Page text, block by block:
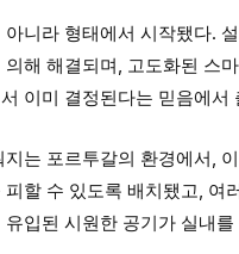
니라 형태에서 시작됐다.
해 해결되며, 고도화된 스
이미 결정된다는 믿음에서
는 포르투갈의 환경에서,
할 수 있도록 배치됐고,
입된 시원한 공기가 실내